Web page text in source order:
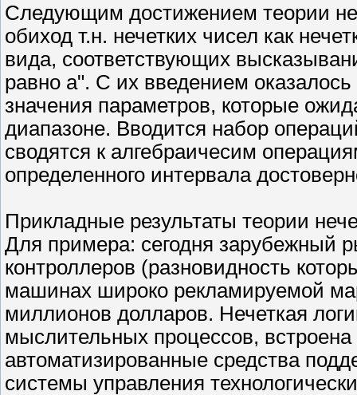
Следующим достижением теории
обиход т.н. нечетких чисел как
вида, соответствующих
равно а". С их введением
значения параметров, которые
диапазоне. Вводится набор
сводятся к алгебраичесим
определенного интервала
Прикладные результаты теории
Для примера: сегодня зарубежный
контроллеров (разновидность
машинах широко рекламируемой
миллионов долларов. Нечеткая
мыслительных процессов, встроена
автоматизированные средства
системы управления